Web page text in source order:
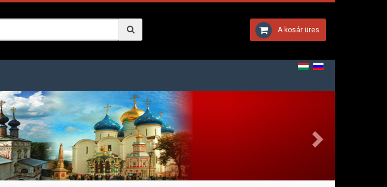
A kosár üres